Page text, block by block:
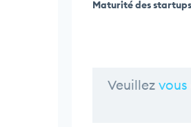
Maturité des
Veuillez